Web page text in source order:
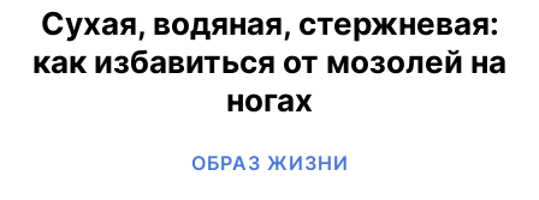
Сухая, водяная, стержневая:
как избавиться от мозолей на
ногах
ОБРАЗ ЖИЗНИ